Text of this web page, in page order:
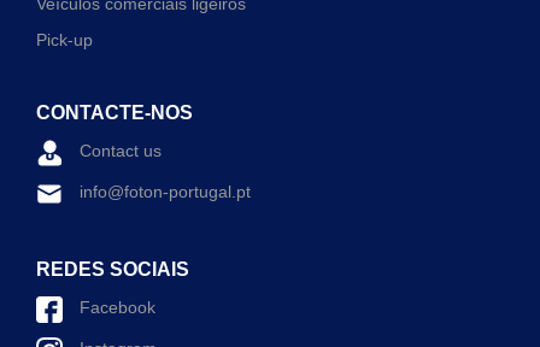
Veículos comerciais ligeiros
Pick-up
CONTACTE-NOS
Contact us
info@foton-portugal.pt
REDES SOCIAIS
Facebook